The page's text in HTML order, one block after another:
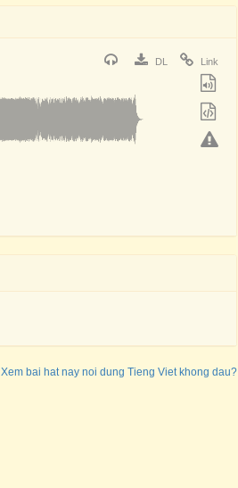
DL Link
Xem bai hat nay noi dung Tieng Viet khong dau?